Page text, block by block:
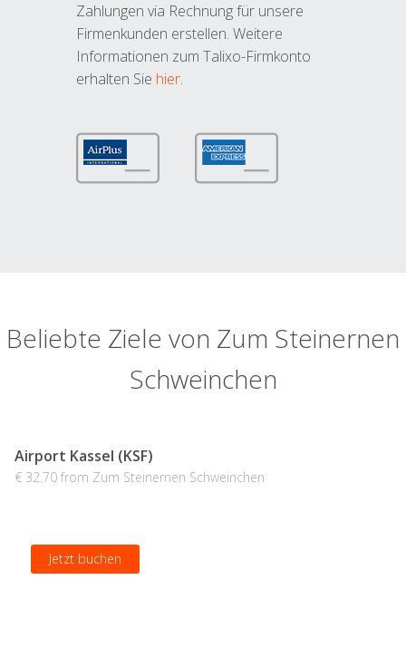
Zahlungen via Rechnung für unsere
Firmenkunden erstellen. Weitere
Informationen zum Talixo-Firmkonto
erhalten Sie hier.
Beliebte Ziele von Zum Steinernen
Schweinchen
Airport Kassel (KSF)
€ 32.70 from Zum Steinernen Schweinchen
Jetzt buchen